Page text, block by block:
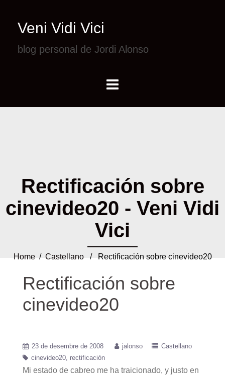
Veni Vidi Vici
blog personal de Jordi Alonso
Rectificación sobre
cinevideo20 - Veni Vidi
Vici
Home/ Castellano/ Rectificación sobre cinevideo20
Rectificación sobre
cinevideo20
23 de desembre de 2008 jalonso
Castellano
cinevideo20 rectificación
Mi estado de cabreo me ha traicionado, y justo en